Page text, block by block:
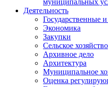
муниципальных
Деятельность
Государственные
Экономика
Закупки
Сельское хозяйство
Архивное дело
Архитектура
Муниципальное
Оценка